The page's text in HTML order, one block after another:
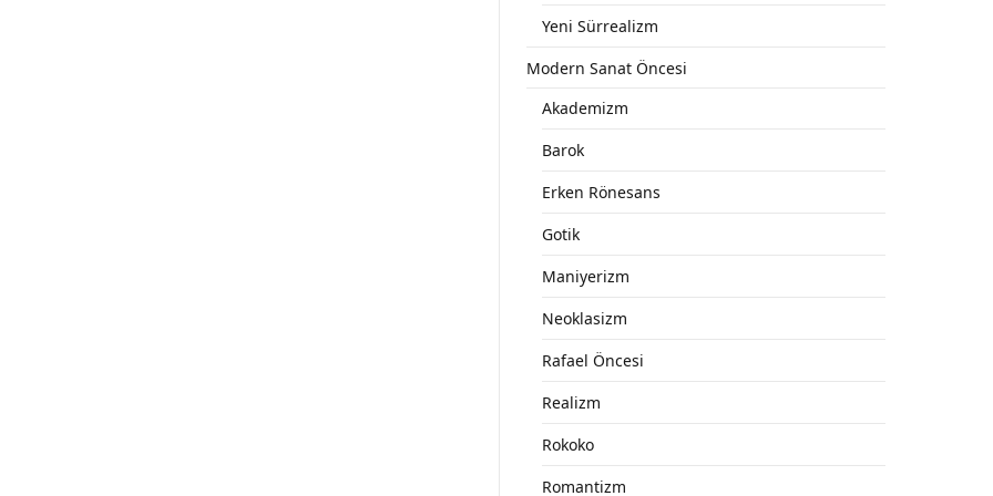
Yeni Sürrealizm
Modern Sanat Öncesi
Akademizm
Barok
Erken Rönesans
Gotik
Maniyerizm
Neoklasizm
Rafael Öncesi
Realizm
Rokoko
Romantizm